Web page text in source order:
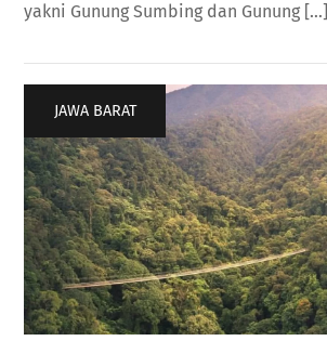
yakni Gunung Sumbing dan Gunung […]
JAWA BARAT